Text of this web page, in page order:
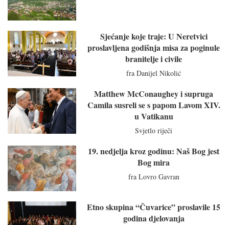
Sjećanje koje traje: U Neretvici
proslavljena godišnja misa za poginule
branitelje i civile
fra Danijel Nikolić
Matthew McConaughey i supruga
Camila susreli se s papom Lavom XIV.
u Vatikanu
Svjetlo riječi
19. nedjelja kroz godinu: Naš Bog jest
Bog mira
fra Lovro Gavran
Etno skupina “Čuvarice” proslavile 15
godina djelovanja